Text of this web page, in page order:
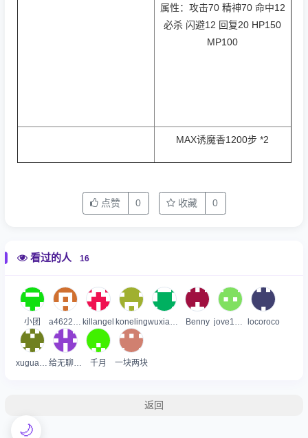
属性：攻击70 精神70 命中12
必杀 闪避12 回复20 HP150
MP100
MAX诱魔香1200步 *2
点赞 0 收藏 0
看过的人 16
小团 killangel koneling Benny locoroco
千月 一块两块
返回
🌙